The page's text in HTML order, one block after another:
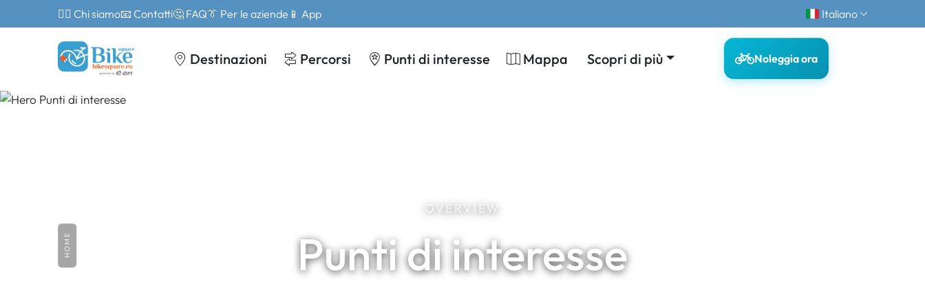
🙎‍♂️ Chi siamo📧 Contatti🤔 FAQ👔 Per le aziende 📱 App Italiano
Destinazioni Percorsi Punti di interesse Mappa Scopri di più Noleggia ora
OVERVIEW
Punti di interesse
HOME